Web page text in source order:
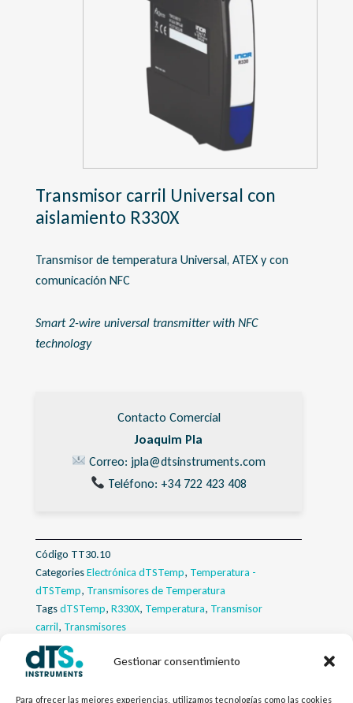
Gestionar consentimiento
Para ofrecer las mejores experiencias, utilizamos tecnologías como las cookies
Transmisor carril Universal con
aislamiento R330X
Transmisor de temperatura Universal, ATEX y con
comunicación NFC
Smart 2-wire universal transmitter with NFC
technology
Contacto Comercial
Joaquim Pla
Correo: jpla@dtsinstruments.com
Teléfono: +34 722 423 408
Código TT30.10
CategoriesElectrónica dTSTemp, Temperatura -
dTSTemp, Transmisores de Temperatura
TagsdTSTemp, R330X, Temperatura, Transmisor
carril, Transmisores